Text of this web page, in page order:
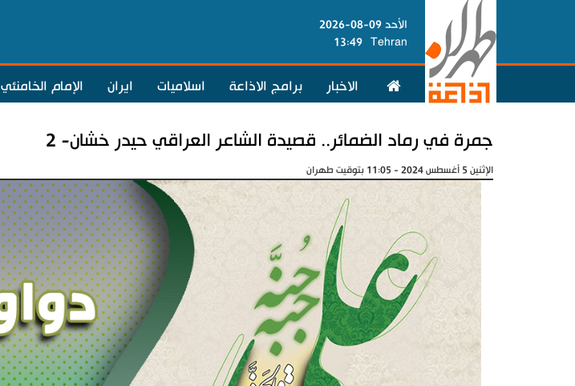
الأحد 09-08-2026
Tehran
13:49
الاخبار برامج الاذاعة اسلاميات ايران الإمام الخامنئي
جمرة في رماد الضمائر.. قصيدة الشاعر العراقي حيدر خشان- 2
الإثنين 5 أغسطس 2024 - 11:05 بتوقيت طهران